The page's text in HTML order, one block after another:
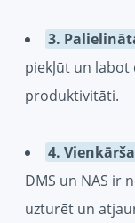
3.
piekļūt un labot
produktivitāti.
4.
DMS un NAS ir
uzturēt un